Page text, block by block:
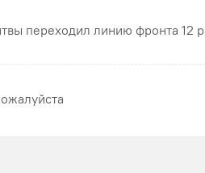
переходил линию фронта 12